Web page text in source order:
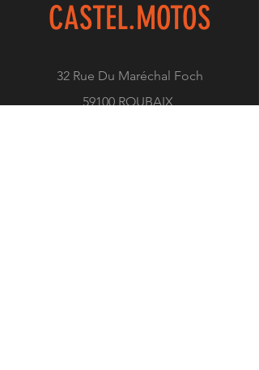
CASTEL.MOTOS
32 Rue Du Maréchal Foch
59100 ROUBAIX